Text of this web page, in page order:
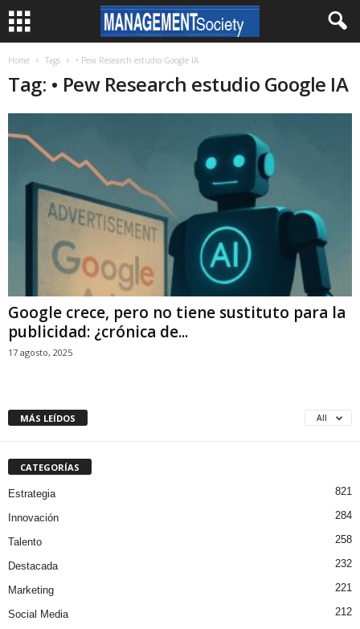
Home Tags • Pew Research estudio Google IA
Tag: • Pew Research estudio Google IA
Google crece, pero no tiene sustituto para la
publicidad: ¿crónica de...
17 agosto, 2025
MÁS LEÍDOS All
CATEGORÍAS
Estrategia 821
Innovación 284
Talento 258
Destacada 232
Marketing 221
Social Media 212